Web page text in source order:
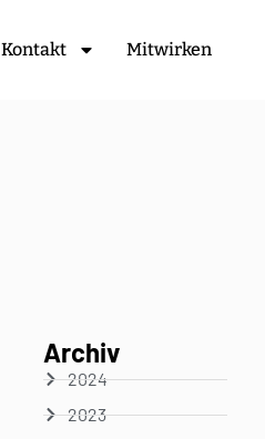
Kontakt Mitwirken
Archiv
2024
2023